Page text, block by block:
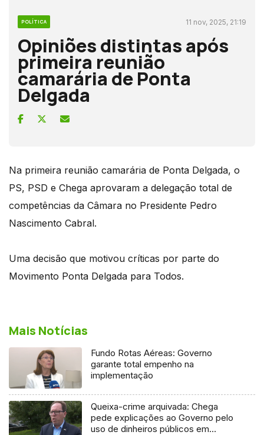
POLÍTICA 11 nov, 2025, 21:19
Opiniões distintas após
primeira reunião
camarária de Ponta
Delgada
Na primeira reunião camarária de Ponta Delgada, o
PS, PSD e Chega aprovaram a delegação total de
competências da Câmara no Presidente Pedro
Nascimento Cabral.
Uma decisão que motivou críticas por parte do
Movimento Ponta Delgada para Todos.
Mais Notícias
Fundo Rotas Aéreas: Governo
garante total empenho na
implementação
Queixa-crime arquivada: Chega
pede explicações ao Governo pelo
uso de dinheiros públicos em